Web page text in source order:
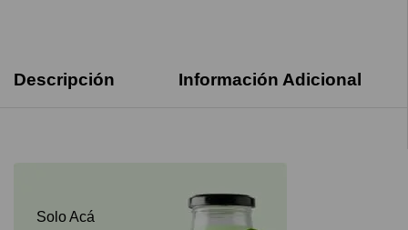
Descripción Información Adicional
Solo Acá